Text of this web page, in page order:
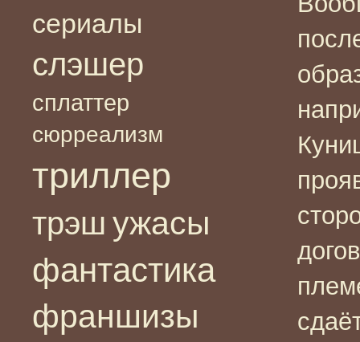
сериалы
слэшер
сплаттер
сюрреализм
триллер
трэш ужасы
фантастика
франшизы